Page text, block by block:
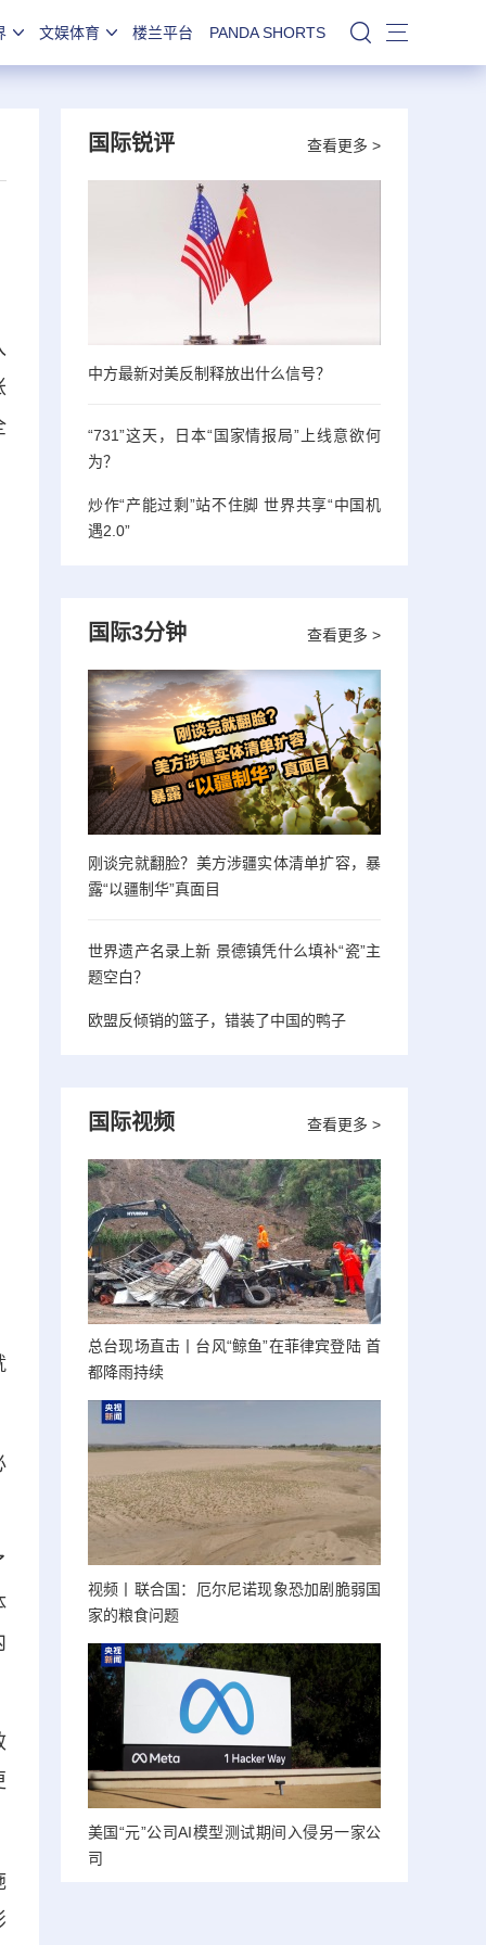
文娱体育 楼兰平台 PANDA SHORTS 站内搜索
查看更多 >
国际锐评
中方最新对美反制释放出什么信号？
“731”这天，日本“国家情报局”上线意欲何
为？
炒作“产能过剩”站不住脚 世界共享“中国机
遇2.0”
查看更多 >
国际3分钟
刚谈完就翻脸？美方涉疆实体清单扩容，暴
露“以疆制华”真面目
世界遗产名录上新 景德镇凭什么填补“瓷”主
题空白？
欧盟反倾销的篮子，错装了中国的鸭子
查看更多 >
国际视频
总台现场直击丨台风“鲸鱼”在菲律宾登陆 首
都降雨持续
视频丨联合国：厄尔尼诺现象恐加剧脆弱国
家的粮食问题
美国“元”公司AI模型测试期间入侵另一家公
司